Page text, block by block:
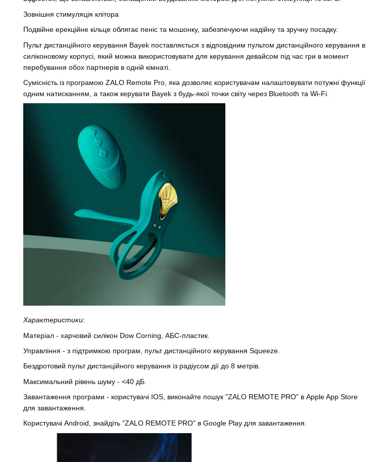
Зовнішня стимуляція клітора
Подвійне ерекційне кільце облягає пеніс та мошонку, забезпечуючи надійну та зручну посадку.
Пульт дистанційного керування Bayek поставляється з відповідним пультом дистанційного керування в
силіконовому корпусі, який можна використовувати для керування девайсом під час гри в момент
перебування обох партнерів в одній кімнаті.
Сумісність із програмою ZALO Remote Pro, яка дозволяє користувачам налаштовувати потужні функції
одним натисканням, а також керувати Bayek з будь-якої точки світу через Bluetooth та Wi-Fi.
Характеристики:
Матеріал - харчовий силікон Dow Corning, АБС-пластик.
Управління - з підтримкою програм, пульт дистанційного керування Squeeze.
Бездротовий пульт дистанційного керування із радіусом дії до 8 метрів.
Максимальний рівень шуму - <40 дБ.
Завантаження програми - користувачі IOS, виконайте пошук "ZALO REMOTE PRO" в Apple App Store
для завантаження.
Користувачі Android, знайдіть "ZALO REMOTE PRO" в Google Play для завантаження.